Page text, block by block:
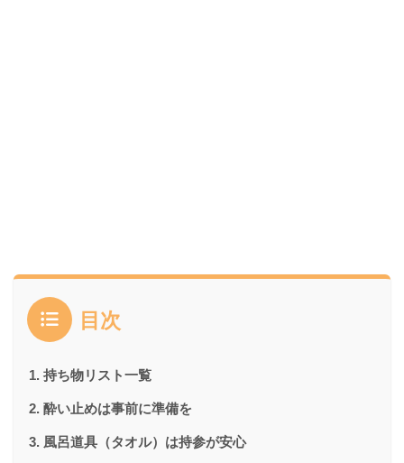
目次
持ち物リスト一覧
酔い止めは事前に準備を
風呂道具（タオル）は持参が安心